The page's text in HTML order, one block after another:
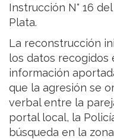
Instrucción N° 16
Plata.
La reconstrucción
los datos recogidos
información
que la agresión se
verbal entre la
portal local, la
búsqueda en la